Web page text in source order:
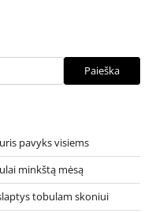
Paieška
pavyks visiems
minkštą mėsą
tobulam skoniui